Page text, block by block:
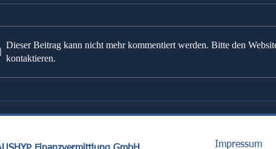
KfW
So finanzieren
Dieser Beitrag kann nicht mehr kommentiert werden. Bitte den
kontaktieren.
Impressum